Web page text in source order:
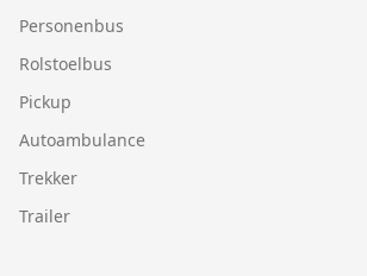
Personenbus
Rolstoelbus
Pickup
Autoambulance
Trekker
Trailer